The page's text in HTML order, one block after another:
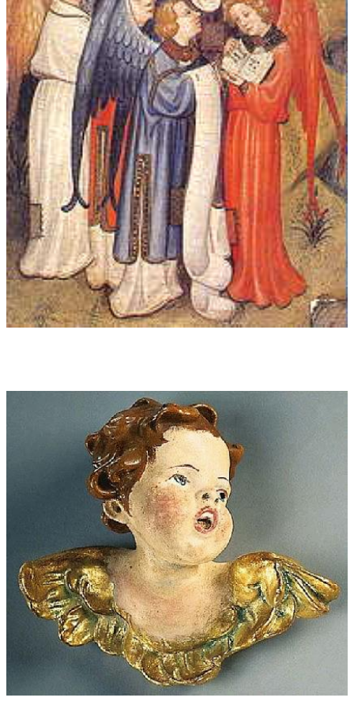
JUBILUS for 2 trumpets, 2 trombones and organ
Reinhold Friedrich / trumpet (1-3, 6, 9-15)
Hannes Läubin / trumpet (1-4, 11-15)
David Friedrich / tenor trombone (7-8, 11-15)
Brandt Attema / bass trombone (11-15)
Sebastian Küchler-Blessing / organ (1-15)
Recording: 29.6. – 2.7.2020 in Hoher Dom zu Essen / Cathedral
of Essen (Germany)
Toms Spogis (recording & editing) Ambiente Audio